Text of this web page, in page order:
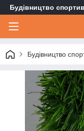
Будівництво
Будівництво